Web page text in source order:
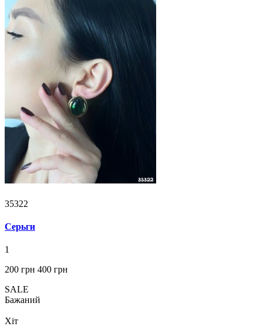
35322
Серьги
1
200 грн 400 грн
SALE
Бажаний
Хіт